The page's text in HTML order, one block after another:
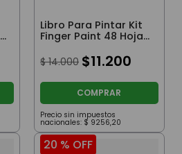
Libro Para Pintar Kit
Finger Paint 48 Hojas
$ 14.000 $11.200
COMPRAR
Precio sin impuestos
nacionales: $ 9256,20
20 % OFF